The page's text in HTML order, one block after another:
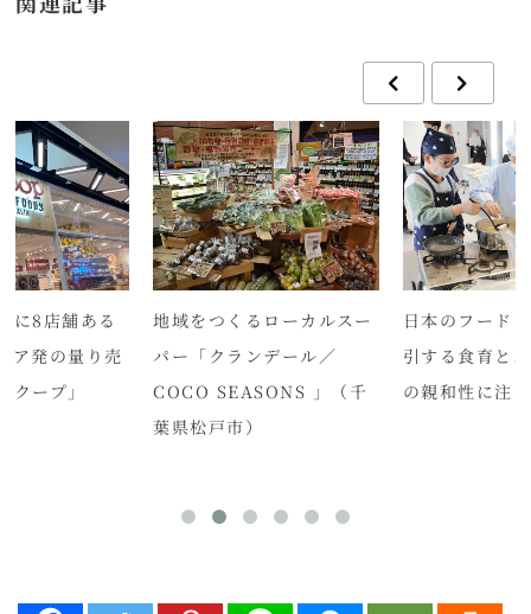
に8店舗ある
ア発の量り売
クープ」
地域をつくるローカルスー
パー「クランデール／
COCO SEASONS 」（千
葉県松戸市）
日本のフード
引する食育と
の親和性に注